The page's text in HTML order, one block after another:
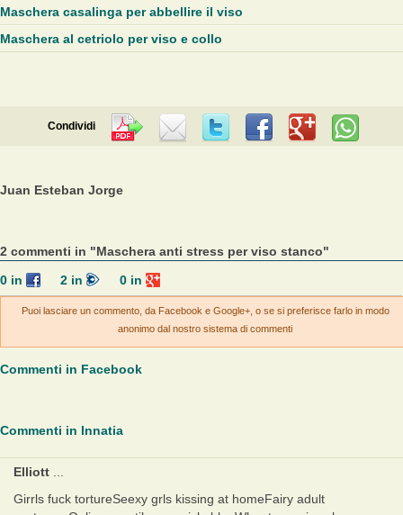
Maschera casalinga per abbellire il viso
Maschera al cetriolo per viso e collo
Condividi
Juan Esteban Jorge
2 commenti in "Maschera anti stress per viso stanco"
0in 2in 0 in
Puoi lasciare un commento, da Facebook e Google+, o se si preferisce farlo in modo
anonimo dal nostro sistema di commenti
Commenti in Facebook
Commenti in Innatia
Elliott
Girrls fuck tortureSeexy grls kissing at homeFairy adult